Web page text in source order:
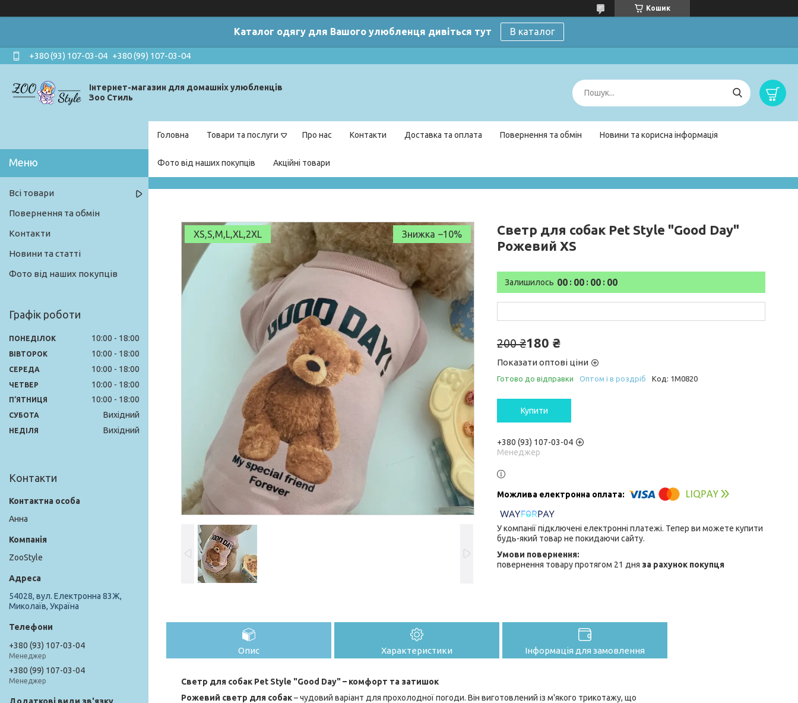
Кошик
Каталог одягу для Вашого улюбленця дивіться тут В каталог
+380 (93) 107-03-04 +380 (99) 107-03-04
Інтернет-магазин для домашніх улюбленців
Зоо Стиль
Головна Товари та послуги Про нас Контакти Доставка та оплата Повернення та обмін Новини та корисна інформація
Фото від наших покупців Акційні товари
XS,S,M,L,XL,2XL –10%
Светр для собак Pet Style "Good Day"
Рожевий XS
Залишилось 00 00 00 00
200 ₴180 ₴
Показати оптові ціни
Готово до відправки Оптом і в роздріб Код: 1M0820
Купити
+380 (93) 107-03-04
Менеджер
У компанії підключені електронні платежі. Тепер ви можете купити
будь-який товар не покидаючи сайту.
повернення товару протягом 21 дня за рахунок покупця
Опис Характеристики Інформація для замовлення
Светр для собак Pet Style "Good Day" – комфорт та затишок
Рожевий светр для собак– чудовий варіант для прохолодної погоди. Він виготовлений із м'якого трикотажу, що
Всі товари
Повернення та обмін
Контакти
Новини та статті
Фото від наших покупців
Графік роботи
ПОНЕДІЛОК 10:00 18:00
ВІВТОРОК 10:00 18:00
СЕРЕДА 10:00 18:00
ЧЕТВЕР 10:00 18:00
ПʼЯТНИЦЯ 10:00 18:00
СУБОТА Вихідний
НЕДІЛЯ Вихідний
Контакти
Анна
ZooStyle
54028, вул. Електронна 83Ж,
Миколаїв, Україна
+380 (93) 107-03-04
Менеджер
+380 (99) 107-03-04
Менеджер